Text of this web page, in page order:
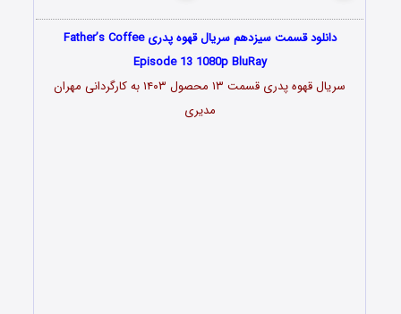
دانلود قسمت سیزدهم سریال قهوه پدری Father’s Coffee
Episode 13 1080p BluRay
سریال قهوه پدری قسمت ۱۳ محصول ۱۴۰۳ به کارگردانی مهران
مدیری